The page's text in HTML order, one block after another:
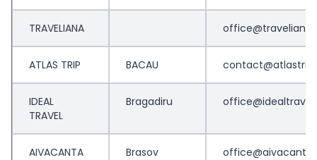
TRAVELIANA
ATLAS TRIP BACAU
IDEAL
TRAVEL
Bragadiru
AIVACANTA Brasov